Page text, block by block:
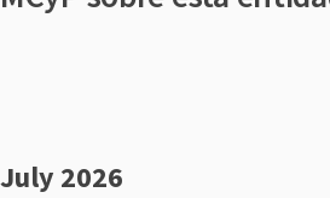
July 2026